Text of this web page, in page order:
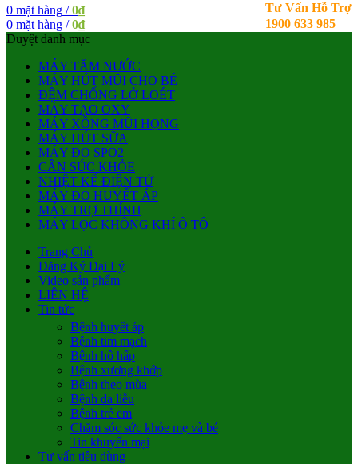
Tư Vấn Hỗ Trợ
1900 633 985
0 mặt hàng / 0₫
0 mặt hàng / 0₫
Duyệt danh mục
MÁY TĂM NƯỚC
MÁY HÚT MŨI CHO BÉ
ĐỆM CHỐNG LỞ LOÉT
MÁY TẠO OXY
MÁY XÔNG MŨI HỌNG
MÁY HÚT SỮA
MÁY ĐO SPO2
CÂN SỨC KHỎE
NHIỆT KẾ ĐIỆN TỬ
MÁY ĐO HUYẾT ÁP
MÁY TRỢ THÍNH
MÁY LỌC KHÔNG KHÍ Ô TÔ
Trang Chủ
Đăng Ký Đại Lý
Video sản phẩm
LIÊN HỆ
Tin tức
Bệnh huyết áp
Bệnh tim mạch
Bệnh hô hấp
Bệnh xương khớp
Bệnh theo mùa
Bệnh da liễu
Bệnh trẻ em
Chăm sóc sức khỏe mẹ và bé
Tin khuyến mại
Tư vấn tiêu dùng